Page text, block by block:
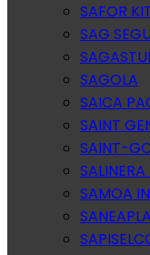
SAFOR
SAG
SAGOLA
SAICA
SAINT
SAINT-
SAMOA